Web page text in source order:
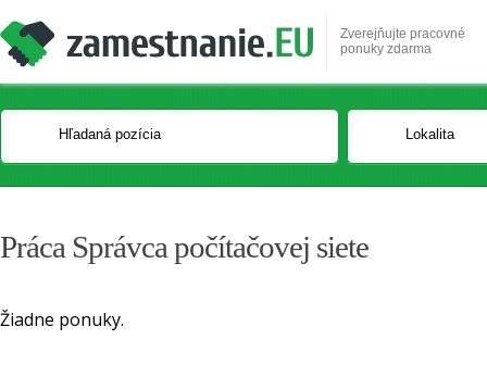
Zverejňujte pracovné
ponuky zdarma
Práca Správca počítačovej siete
Žiadne ponuky.